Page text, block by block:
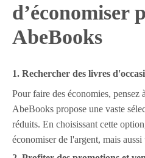
d’économiser
AbeBooks
1. Rechercher des livres
Pour faire des économies, pensez
AbeBooks propose une vaste
réduits. En choisissant cette
économiser de l'argent, mais